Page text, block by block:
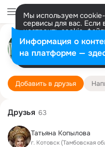
Мы используем
сервисы для вас. Если
настроить cookie-
представитель.
Разрешить все
Владимир
Тамбов 11
Подробнее
Добавить в друзья
Друзья 63
Татьяна Копылова
г. Котовск (Тамбовская
Информация о
на платформе —